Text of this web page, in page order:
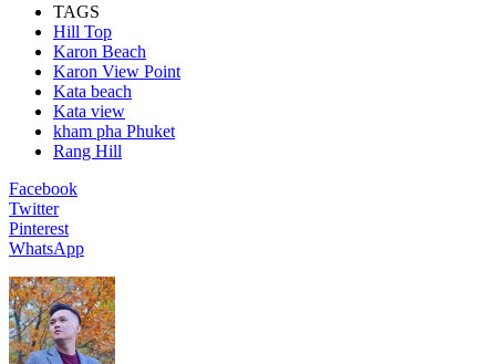
TAGS
Hill Top
Karon Beach
Karon View Point
Kata beach
Kata view
kham pha Phuket
Rang Hill
Facebook
Twitter
Pinterest
WhatsApp